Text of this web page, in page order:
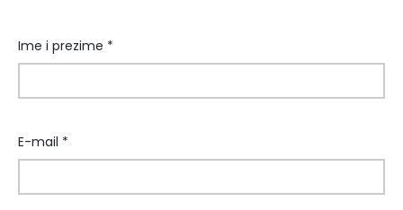
Ime i prezime *
E-mail *